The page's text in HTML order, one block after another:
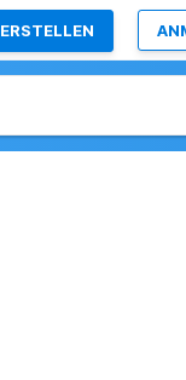
ERSTELLEN